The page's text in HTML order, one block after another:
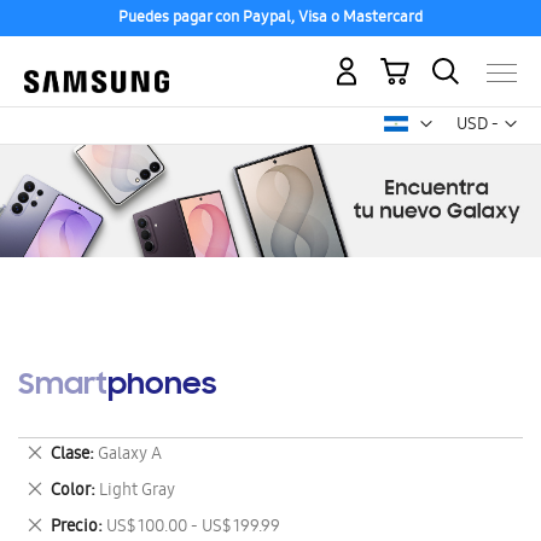
Puedes pagar con Paypal, Visa o Mastercard
USD -
dólar
Mi carrito
Smartphones
Clase Galaxy A
Eliminar
este
artículo
Color Light Gray
Eliminar
este
Precio US$ 100.00 - US$ 199.99
Eliminar